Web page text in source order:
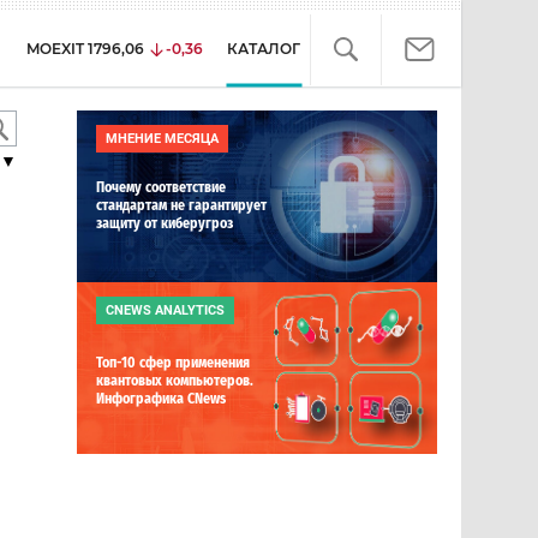
MOEXIT 1796,06 -0,36 КАТАЛОГ
▼
МНЕНИЕ МЕСЯЦА
Почему соответствие
стандартам не гарантирует
защиту от киберугроз
CNEWS ANALYTICS
Топ-10 сфер применения
квантовых компьютеров.
Инфографика CNews